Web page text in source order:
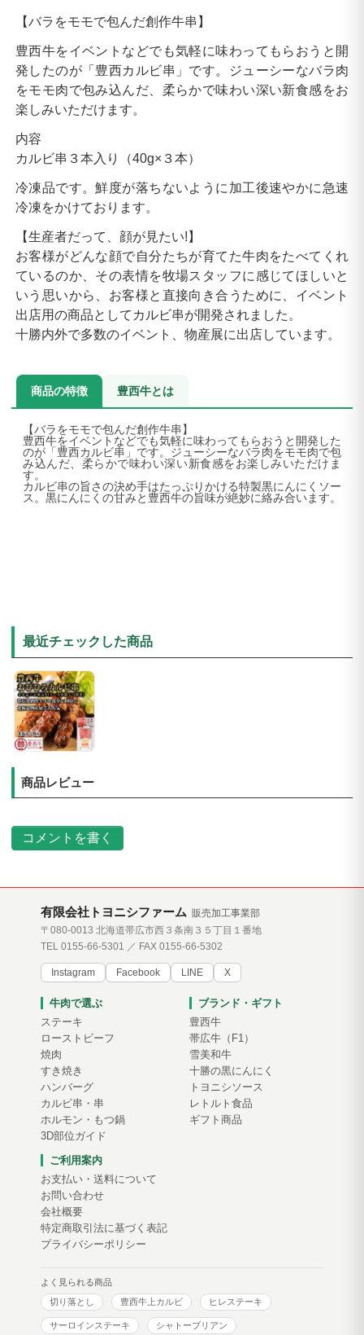
【バラをモモで包んだ創作牛串】
豊西牛をイベントなどでも気軽に味わってもらおうと開
発したのが「豊西カルビ串」です。ジューシーなバラ肉
をモモ肉で包み込んだ、柔らかで味わい深い新食感をお
楽しみいただけます。
内容
カルビ串３本入り（40g×３本）
冷凍品です。鮮度が落ちないように加工後速やかに急速
冷凍をかけております。
【生産者だって、顔が見たい!】
お客様がどんな顔で自分たちが育てた牛肉をたべてくれ
ているのか、その表情を牧場スタッフに感じてほしいと
いう思いから、お客様と直接向き合うために、イベント
出店用の商品としてカルビ串が開発されました。
十勝内外で多数のイベント、物産展に出店しています。
商品の特徴 豊西牛とは
【バラをモモで包んだ創作牛串】
豊西牛をイベントなどでも気軽に味わってもらおうと開発した
のが「豊西カルビ串」です。ジューシーなバラ肉をモモ肉で包
み込んだ、柔らかで味わい深い新食感をお楽しみいただけま
す。
カルビ串の旨さの決め手はたっぷりかける特製黒にんにくソー
ス。黒にんにくの甘みと豊西牛の旨味が絶妙に絡み合います。
最近チェックした商品
商品レビュー
コメントを書く
有限会社トヨニシファーム 販売加工事業部
〒080-0013 北海道帯広市西３条南３５丁目１番地
TEL 0155-66-5301 ／ FAX 0155-66-5302
Instagram Facebook LINE X
牛肉で選ぶ
ステーキ
ローストビーフ
焼肉
すき焼き
ハンバーグ
カルビ串・串
ホルモン・もつ鍋
3D部位ガイド
ブランド・ギフト
豊西牛
帯広牛（F1）
雪美和牛
十勝の黒にんにく
トヨニシソース
レトルト食品
ギフト商品
ご利用案内
お支払い・送料について
お問い合わせ
会社概要
特定商取引法に基づく表記
プライバシーポリシー
よく見られる商品
切り落とし
豊西牛上カルビ ヒレステーキ
サーロインステーキ シャトーブリアン